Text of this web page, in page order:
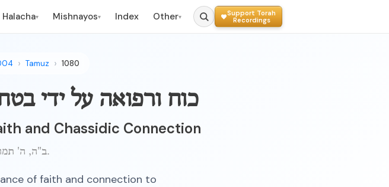
Halacha▾ Mishnayos▾ Index Other▾
Support Torah
Recordings
Tamuz 1080
כוח ורפואה על ידי
and Chassidic Connection
ב"ה, ה' תמוז, תשי"א ברוקלין.
of faith and connection to